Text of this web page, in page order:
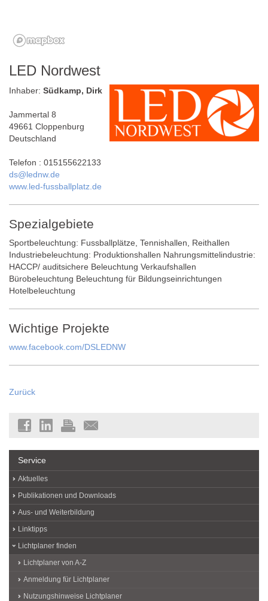
LED Nordwest
Inhaber: Südkamp, Dirk
Jammertal 8
49661 Cloppenburg
Deutschland
Telefon : 015155622133
ds@lednw.de
www.led-fussballplatz.de
Spezialgebiete
Sportbeleuchtung: Fussballplätze, Tennishallen, Reithallen
Industriebeleuchtung: Produktionshallen Nahrungsmittelindustrie:
HACCP/ auditsichere Beleuchtung Verkaufshallen
Bürobeleuchtung Beleuchtung für Bildungseinrichtungen
Hotelbeleuchtung
Wichtige Projekte
www.facebook.com/DSLEDNW
Zurück
Service
Aktuelles
Publikationen und Downloads
Aus- und Weiterbildung
Linktipps
Lichtplaner finden
Lichtplaner von A-Z
Anmeldung für Lichtplaner
Nutzungshinweise Lichtplaner